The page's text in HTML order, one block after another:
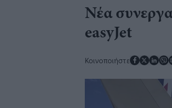
Νέα
easyJet
Κοινοποιήστε